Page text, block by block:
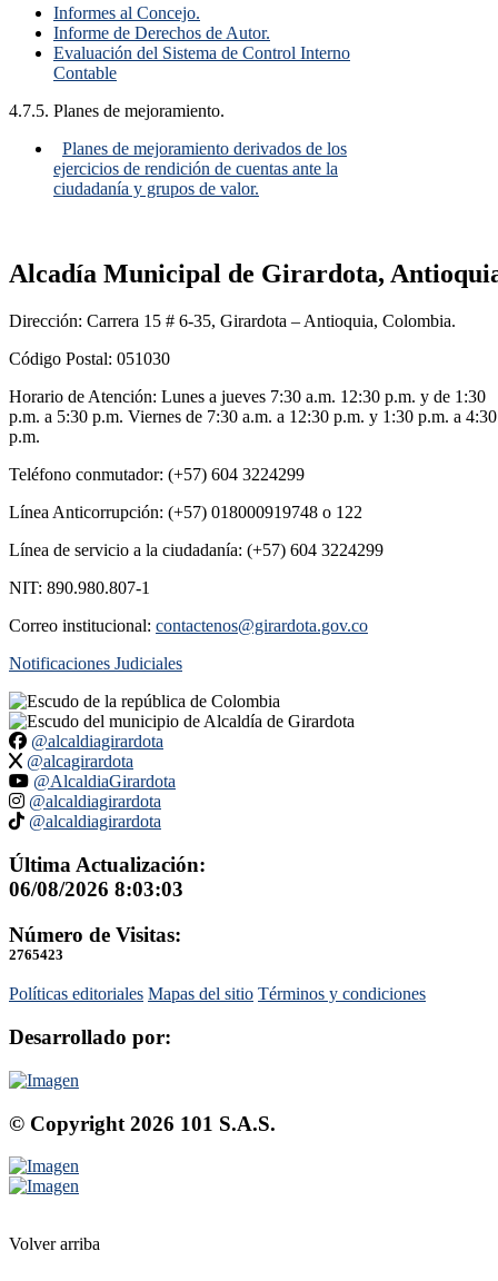
Informes al Concejo.
Informe de Derechos de Autor.
Evaluación del Sistema de Control Interno
Contable
4.7.5. Planes de mejoramiento.
Planes de mejoramiento derivados de los
ejercicios de rendición de cuentas ante la
ciudadanía y grupos de valor.​
Alcadía Municipal de Girardota,
Dirección: Carrera 15 # 6-35, Girardota – Antioquia, Colombia.
Código Postal: 051030
Horario de Atención: Lunes a jueves 7:30 a.m. 12:30 p.m. y de 1:30
p.m. a 5:30 p.m. Viernes de 7:30 a.m. a 12:30 p.m. y 1:30 p.m. a 4:30
p.m.
Teléfono conmutador: (+57) 604 3224299
Línea Anticorrupción: (+57) 018000919748 o 122
Línea de servicio a la ciudadanía: (+57) 604 3224299
NIT: 890.980.807-1
Correo institucional: contactenos@girardota.gov.co
Notificaciones Judiciales
@alcaldiagirardota
@alcagirardota
@AlcaldiaGirardota
@alcaldiagirardota
@alcaldiagirardota
Última Actualización:
06/08/2026 8:03:03
Número de Visitas:
2765423
Políticas editoriales Mapas del sitio Términos y condiciones
Desarrollado por:
© Copyright 2026 101 S.A.S.
Volver arriba